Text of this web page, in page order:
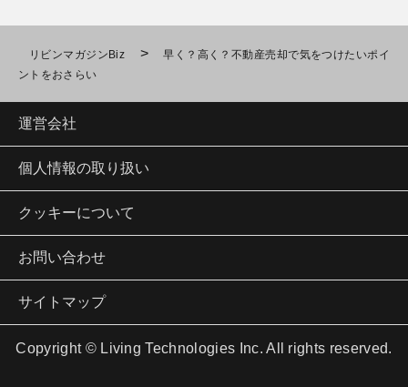
リビンマガジンBiz >
早く？高く？不動産売却で気をつけたいポイ
ントをおさらい
運営会社
個人情報の取り扱い
クッキーについて
お問い合わせ
サイトマップ
Copyright © Living Technologies Inc. All rights reserved.